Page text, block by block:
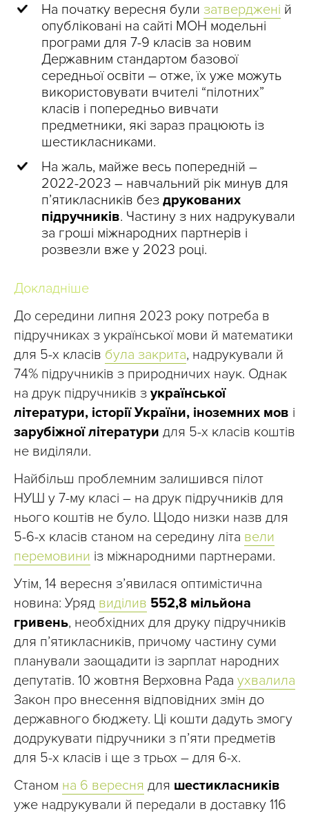
На початку вересня були затверджені й
опубліковані на сайті МОН модельні
програми для 7-9 класів за новим
Державним стандартом базової
середньої освіти – отже, їх уже можуть
використовувати вчителі “пілотних”
класів і попередньо вивчати
предметники, які зараз працюють із
шестикласниками.
На жаль, майже весь попередній –
2022-2023 – навчальний рік минув для
п’ятикласників без друкованих
підручників. Частину з них надрукували
за гроші міжнародних партнерів і
розвезли вже у 2023 році.
Докладніше
До середини липня 2023 року потреба в
підручниках з української мови й математики
для 5-х класів була закрита, надрукували й
74% підручників з природничих наук. Однак
на друк підручників з української
літератури, історії України, іноземних мов і
зарубіжної літератури для 5-х класів коштів
не виділяли.
Найбільш проблемним залишився пілот
НУШ у 7-му класі – на друк підручників для
нього коштів не було. Щодо низки назв для
5-6-х класів станом на середину літа вели
перемовини із міжнародними партнерами.
Утім, 14 вересня з’явилася оптимістична
новина: Уряд виділив 552,8 мільйона
гривень, необхідних для друку підручників
для п’ятикласників, причому частину суми
планували заощадити із зарплат народних
депутатів. 10 жовтня Верховна Рада ухвалила
Закон про внесення відповідних змін до
державного бюджету. Ці кошти дадуть змогу
додрукувати підручники з п’яти предметів
для 5-х класів і ще з трьох – для 6-х.
Станом на 6 вересня для шестикласників
уже надрукували й передали в доставку 116